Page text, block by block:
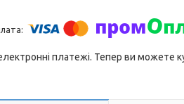
платежі. Тепер ви можете